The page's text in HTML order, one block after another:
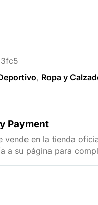
, Ropa y
Payment
vende en la tienda
a su página para